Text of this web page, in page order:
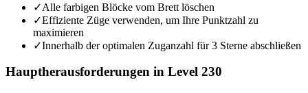
✓Alle farbigen Blöcke vom Brett löschen
✓Effiziente Züge verwenden, um Ihre Punktzahl zu
maximieren
✓Innerhalb der optimalen Zuganzahl für 3 Sterne abschließen
Hauptherausforderungen in Level 230